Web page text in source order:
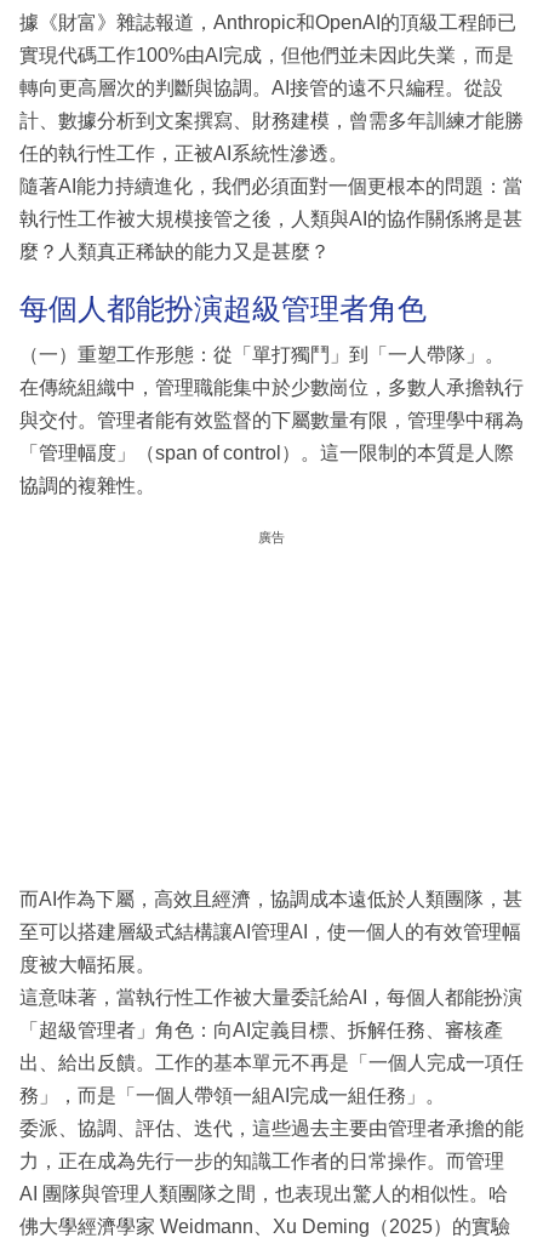
據《財富》雜誌報道，Anthropic和OpenAI的頂級工程師已
實現代碼工作100%由AI完成，但他們並未因此失業，而是
轉向更高層次的判斷與協調。AI接管的遠不只編程。從設
計、數據分析到文案撰寫、財務建模，曾需多年訓練才能勝
任的執行性工作，正被AI系統性滲透。
隨著AI能力持續進化，我們必須面對一個更根本的問題：當
執行性工作被大規模接管之後，人類與AI的協作關係將是甚
麼？人類真正稀缺的能力又是甚麼？
每個人都能扮演超級管理者角色
（一）重塑工作形態：從「單打獨鬥」到「一人帶隊」。
在傳統組織中，管理職能集中於少數崗位，多數人承擔執行
與交付。管理者能有效監督的下屬數量有限，管理學中稱為
「管理幅度」（span of control）。這一限制的本質是人際
協調的複雜性。
廣告
而AI作為下屬，高效且經濟，協調成本遠低於人類團隊，甚
至可以搭建層級式結構讓AI管理AI，使一個人的有效管理幅
度被大幅拓展。
這意味著，當執行性工作被大量委託給AI，每個人都能扮演
「超級管理者」角色：向AI定義目標、拆解任務、審核產
出、給出反饋。工作的基本單元不再是「一個人完成一項任
務」，而是「一個人帶領一組AI完成一組任務」。
委派、協調、評估、迭代，這些過去主要由管理者承擔的能
力，正在成為先行一步的知識工作者的日常操作。而管理
AI 團隊與管理人類團隊之間，也表現出驚人的相似性。哈
佛大學經濟學家 Weidmann、Xu Deming（2025）的實驗